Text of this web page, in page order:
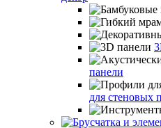
панели
для стеновых